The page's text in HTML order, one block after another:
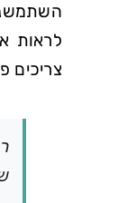
לראות
צריכים